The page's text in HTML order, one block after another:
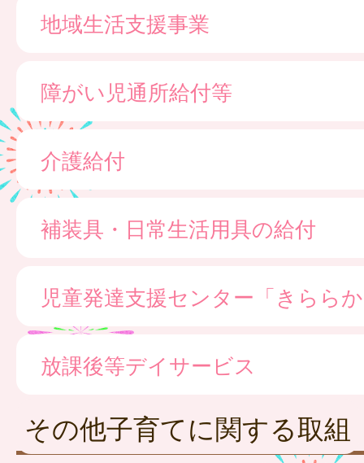
地域生活支援事業
障がい児通所給付等
介護給付
補装具・日常生活用具の給付
児童発達支援センター「きらら
放課後等デイサービス
その他子育てに関する取組